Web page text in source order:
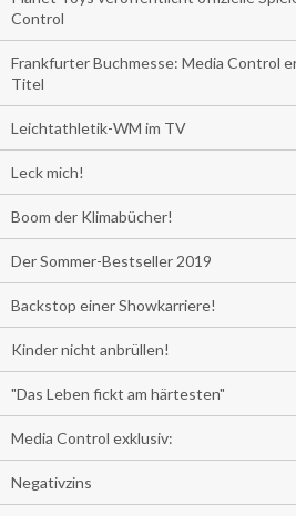
Control
Frankfurter Buchmesse: Media Control
Titel
Leichtathletik-WM im TV
Leck mich!
Boom der Klimabücher!
Der Sommer-Bestseller 2019
Backstop einer Showkarriere!
Kinder nicht anbrüllen!
"Das Leben fickt am härtesten"
Media Control exklusiv:
Negativzins